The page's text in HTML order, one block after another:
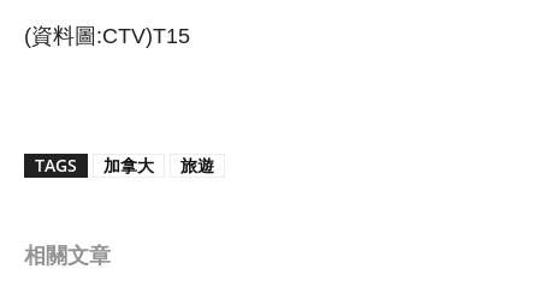
(資料圖:CTV)T15
TAGS 加拿大 旅遊
相關文章